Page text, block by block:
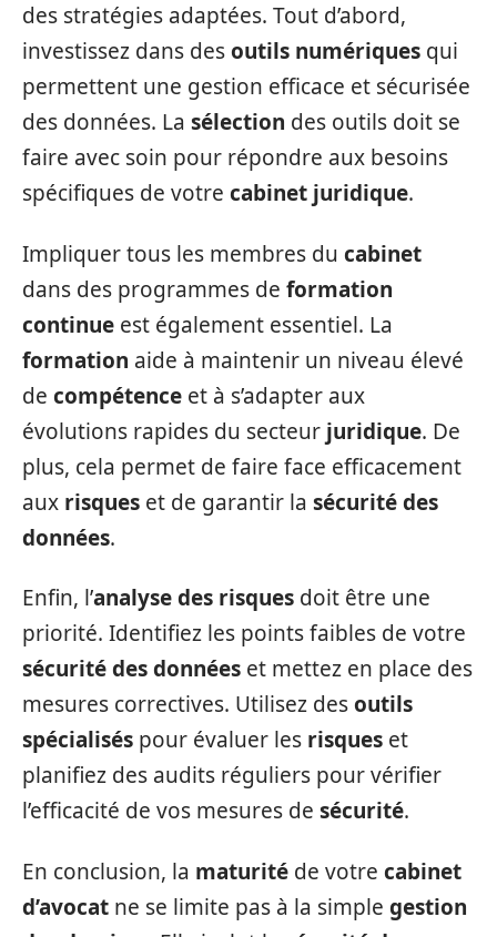
des stratégies adaptées. Tout d’abord,
investissez dans desoutils numériques qui
permettent une gestion efficace et sécurisée
des données. La sélection des outils doit se
faire avec soin pour répondre aux besoins
spécifiques de votre cabinet juridique.
Impliquer tous les membres du cabinet
dans des programmes de formation
continue est également essentiel. La
formation aide à maintenir un niveau élevé
de compétence et à s’adapter aux
évolutions rapides du secteur juridique. De
plus, cela permet de faire face efficacement
aux risques et de garantir la sécurité des
données.
Enfin, l’analyse des risques doit être une
priorité. Identifiez les points faibles de votre
sécurité des données et mettez en place des
mesures correctives. Utilisez desoutils
spécialisés pour évaluer les risques et
planifiez des audits réguliers pour vérifier
l’efficacité de vos mesures de sécurité.
En conclusion, la maturité de votre cabinet
d’avocat ne se limite pas à la simple gestion